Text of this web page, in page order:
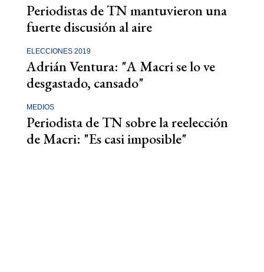
Periodistas de TN mantuvieron una
fuerte discusión al aire
ELECCIONES 2019
Adrián Ventura: "A Macri se lo ve
desgastado, cansado"
MEDIOS
Periodista de TN sobre la reelección
de Macri: "Es casi imposible"